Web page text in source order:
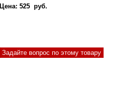
Цена: 525 руб.
Задайте вопрос по этому товару